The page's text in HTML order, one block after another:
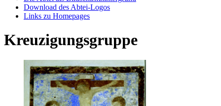
Download des Abtei-Logos
Links zu Homepages
Kreuzigungsgruppe